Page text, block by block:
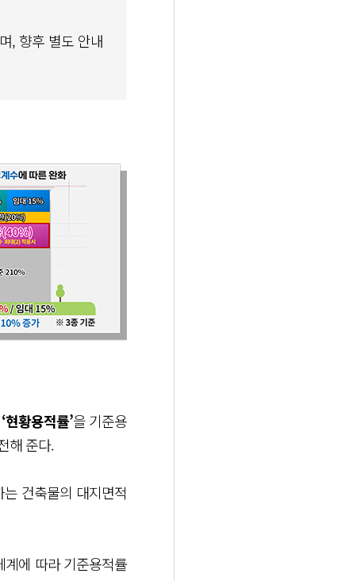
, 향후 별도 안내
‘현황용적률’을 기준용
해 준다.
건축물의 대지면적
에 따라 기준용적률